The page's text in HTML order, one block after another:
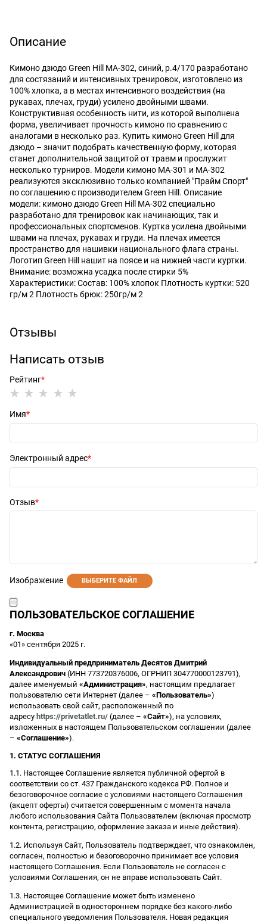
Описание
Кимоно дзюдо Green Hill MA-302, синий, р.4/170 разработано
для состязаний и интенсивных тренировок, изготовлено из
100% хлопка, а в местах интенсивного воздействия (на
рукавах, плечах, груди) усилено двойными швами.
Конструктивная особенность нити, из которой выполнена
форма, увеличивает прочность кимоно по сравнению с
аналогами в несколько раз. Купить кимоно Green Hill для
дзюдо – значит подобрать качественную форму, которая
станет дополнительной защитой от травм и прослужит
несколько турниров. Модели кимоно MA-301 и MA-302
реализуются эксклюзивно только компанией "Прайм Спорт"
по соглашению с производителем Green Hill. Описание
модели: кимоно дзюдо Green Hill MA-302 специально
разработано для тренировок как начинающих, так и
профессиональных спортсменов. Куртка усилена двойными
швами на плечах, рукавах и груди. На плечах имеется
пространство для нашивки национального флага страны.
Логотип Green Hill нашит на поясе и на нижней части куртки.
Внимание: возможна усадка после стирки 5%
Характеристики: Состав: 100% хлопок Плотность куртки: 520
гр/м 2 Плотность брюк: 250гр/м 2
Отзывы
Написать отзыв
Рейтинг
Имя
Электронный адрес
Отзыв
Изображение ВЫБЕРИТЕ ФАЙЛ
ПОЛЬЗОВАТЕЛЬСКОЕ СОГЛАШЕНИЕ
г. Москва
«01» сентября 2025 г.
Индивидуальный предприниматель Десятов Дмитрий
Александрович (ИНН 773720376006, ОГРНИП 304770000123791),
далее именуемый «Администрация», настоящим предлагает
пользователю сети Интернет (далее – «Пользователь»)
использовать свой сайт, расположенный по
адресу https://privetatlet.ru/ (далее – «Сайт»), на условиях,
изложенных в настоящем Пользовательском соглашении (далее
– «Соглашение»).
1. СТАТУС СОГЛАШЕНИЯ
1.1. Настоящее Соглашение является публичной офертой в
соответствии со ст. 437 Гражданского кодекса РФ. Полное и
безоговорочное согласие с условиями настоящего Соглашения
(акцепт оферты) считается совершенным с момента начала
любого использования Сайта Пользователем (включая просмотр
контента, регистрацию, оформление заказа и иные действия).
1.2. Используя Сайт, Пользователь подтверждает, что ознакомлен,
согласен, полностью и безоговорочно принимает все условия
настоящего Соглашения. Если Пользователь не согласен с
условиями Соглашения, он не вправе использовать Сайт.
1.3. Настоящее Соглашение может быть изменено
Администрацией в одностороннем порядке без какого-либо
специального уведомления Пользователя. Новая редакция